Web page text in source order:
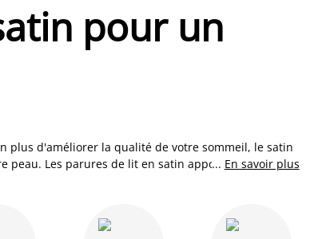
pour un
plus d'améliorer la qualité de votre sommeil, le satin
peau. Les parures de lit en satin apportent un
parfaitement au style de votre chambre, en
Les parures de lit en satin sont idéales durant les
... En savoir plus